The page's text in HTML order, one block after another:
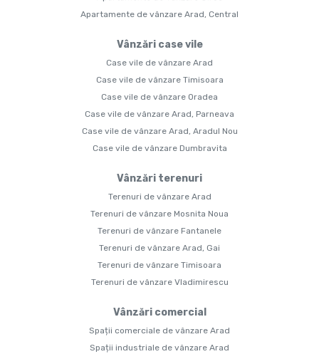
Apartamente de vânzare Arad, Central
Vânzări case vile
Case vile de vânzare Arad
Case vile de vânzare Timisoara
Case vile de vânzare Oradea
Case vile de vânzare Arad, Parneava
Case vile de vânzare Arad, Aradul Nou
Case vile de vânzare Dumbravita
Vânzări terenuri
Terenuri de vânzare Arad
Terenuri de vânzare Mosnita Noua
Terenuri de vânzare Fantanele
Terenuri de vânzare Arad, Gai
Terenuri de vânzare Timisoara
Terenuri de vânzare Vladimirescu
Vânzări comercial
Spații comerciale de vânzare Arad
Spații industriale de vânzare Arad